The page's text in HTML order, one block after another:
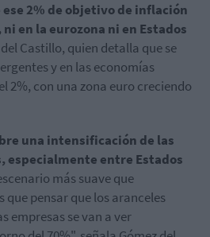
2% de objetivo de inflación
en la eurozona ni en Estados
Castillo, quien detalla que se
y en las economías
2%, con una zona euro creciendo
una intensificación de las
especialmente entre Estados
más suave que
pensar que los aranceles
empresas se van a ver